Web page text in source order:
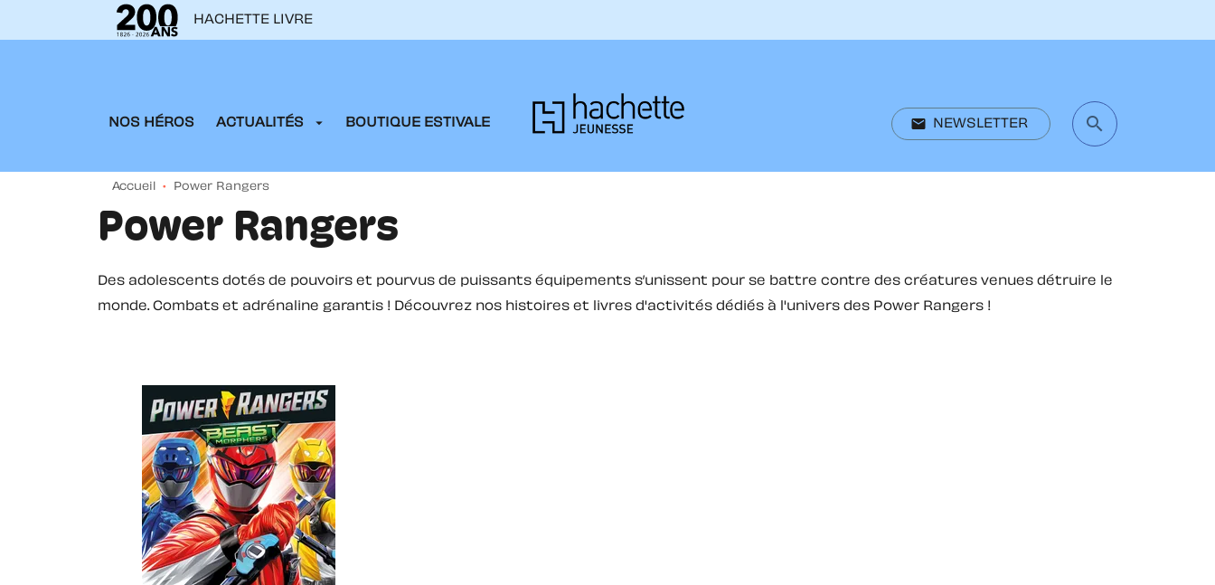
MENU
HACHETTE LIVRE
email NEWSLETTER search
NOS HÉROS ACTUALITÉS arrow_drop_down BOUTIQUE ESTIVALE search
Accueil • Power Rangers
Power Rangers
Des adolescents dotés de pouvoirs et pourvus de puissants équipements s’unissent pour se battre contre des créatures venues détruire le
monde. Combats et adrénaline garantis ! Découvrez nos histoires et livres d'activités dédiés à l'univers des Power Rangers !